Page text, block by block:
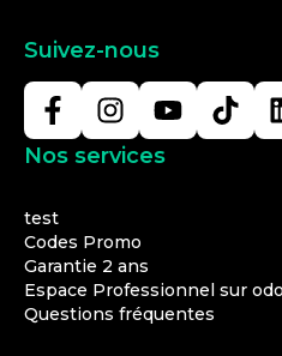
Suivez-nous
Nos services
test
Codes Promo
Garantie 2 ans
Espace Professionnel sur
Questions fréquentes